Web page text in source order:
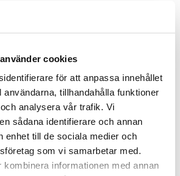
cookies
för att anpassa innehållet
användarna, tillhandahålla funktioner
analysera vår trafik. Vi
sådana identifierare och annan
enhet till de sociala medier och
som vi samarbetar med.
informationen med annan
med är mer än bara medarbetare, de
att komma vidare i din karriär. Med
kan du nu lägga tillvissaav dina
möjlighet attladda upp dokument och
, att du kanboka möten i din kalender
lookalike audience
bort funktionen teammates maj 2021.
av de yrkesverksamma tycker att det är
på jobbet och 63% säger att de har